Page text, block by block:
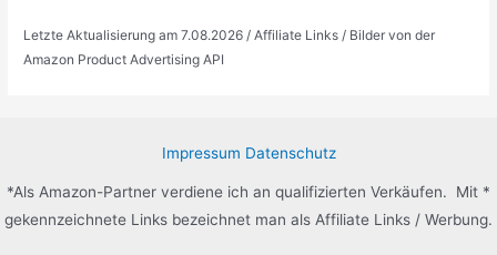
Letzte Aktualisierung am 7.08.2026 / Affiliate Links / Bilder von der
Amazon Product Advertising API
Impressum Datenschutz
*Als Amazon-Partner verdiene ich an qualifizierten Verkäufen. Mit *
gekennzeichnete Links bezeichnet man als Affiliate Links / Werbung.